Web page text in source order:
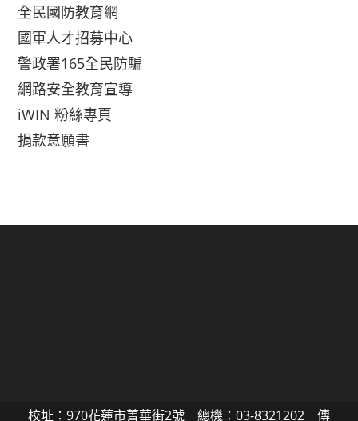
全民國防教育網
國軍人才招募中心
警政署165全民防騙
網路安全教育宣導
iWIN 粉絲專頁
捐款意願書
校址：970花蓮市菁華街2號 總機：03-8321202 傳